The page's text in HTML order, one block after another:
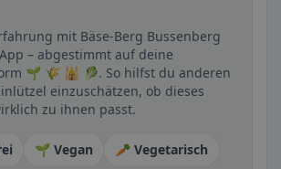
mit Bäse-Berg Bussenberg
– abgestimmt auf deine
🌱 🌾 🕌 🥬. So hilfst du anderen
einzuschätzen, ob dieses
zu ihnen passt.
🌱 Vegan
🥕 Vegetarisch